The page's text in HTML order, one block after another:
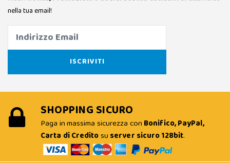
nella tua email!
SHOPPING SICURO
Paga in massima sicurezza con Bonifico, PayPal,
Carta di Creditosu server sicuro 128bit.